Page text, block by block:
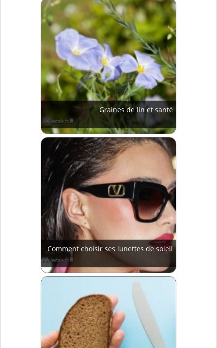
Graines de lin et santé
Comment choisir ses lunettes de soleil